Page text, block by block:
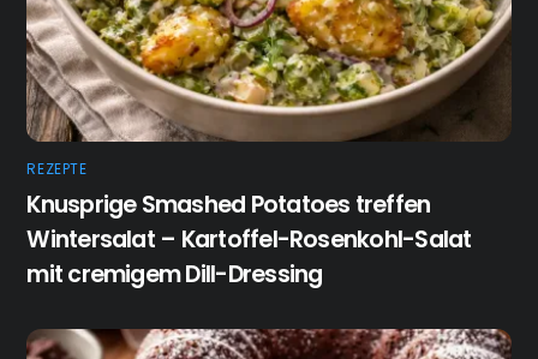
REZEPTE
Knusprige Smashed Potatoes treffen
Wintersalat – Kartoffel-Rosenkohl-Salat
mit cremigem Dill-Dressing